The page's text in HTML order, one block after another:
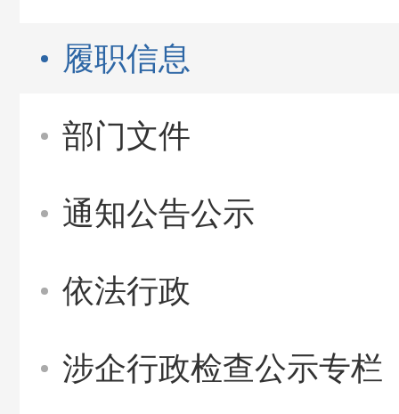
履职信息
部门文件
通知公告公示
依法行政
涉企行政检查公示专栏